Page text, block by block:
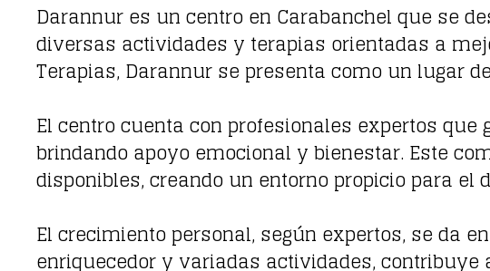
Darannur es un centro en Carabanchel que se
diversas actividades y terapias orientadas a
Terapias, Darannur se presenta como un lugar
El centro cuenta con profesionales expertos
brindando apoyo emocional y bienestar. Este
disponibles, creando un entorno propicio para el
El crecimiento personal, según expertos, se da
enriquecedor y variadas actividades, contribuye